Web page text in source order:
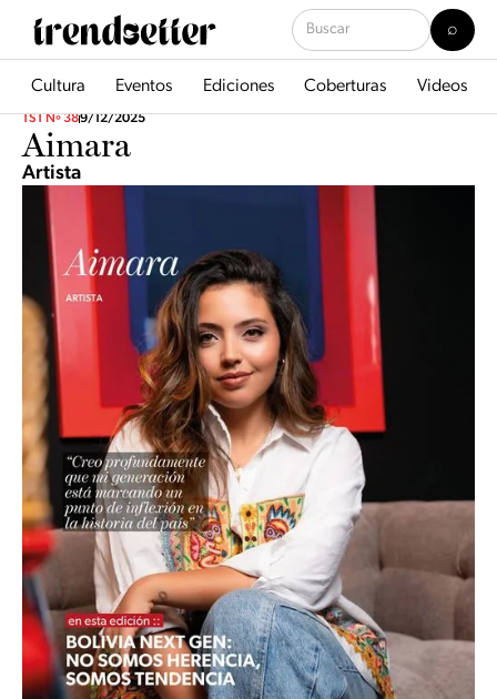
Cultura Eventos Ediciones Coberturas Videos
TST Nº 389/12/2025
Aimara
Artista